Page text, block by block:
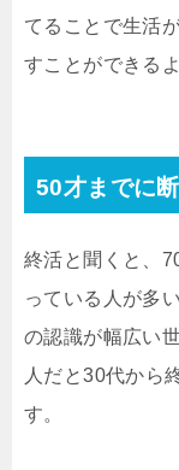
てることで生活
すことができる
50才までに
終活と聞くと、
っている人が多
の認識が幅広い
人だと30代から
す。